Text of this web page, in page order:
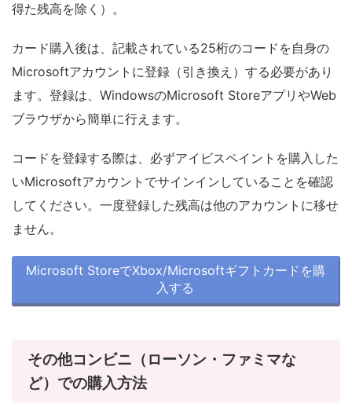
得た残高を除く）。
カード購入後は、記載されている25桁のコードを自身の
Microsoftアカウントに登録（引き換え）する必要があり
ます。登録は、WindowsのMicrosoft StoreアプリやWeb
ブラウザから簡単に行えます。
コードを登録する際は、必ずアイビスペイントを購入した
いMicrosoftアカウントでサインインしていることを確認
してください。一度登録した残高は他のアカウントに移せ
ません。
Microsoft StoreでXbox/Microsoftギフトカードを購
入する
その他コンビニ（ローソン・ファミマな
ど）での購入方法